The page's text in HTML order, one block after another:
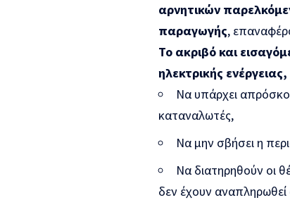
αρνητικών
παραγωγής,
Το ακριβό και
ηλεκτρικής
Να υπάρχει
καταναλωτές,
Να μην σβήσει η
Να διατηρηθούν οι
δεν έχουν αναπληρωθεί